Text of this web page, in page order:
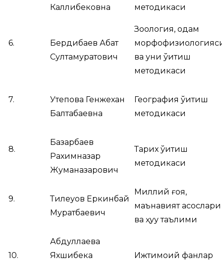
Каллибековна
методикаси
6.
Бердибаев Абат
Султамуратович
Зоология, одам
ва уни ўқитиш
методикаси
7.
Утепова Генжехан
Балтабаевна
География ўқитиш
методикаси
8.
Базарбаев
Рахимназар
Жуманазарович
Тарих ўқитиш
методикаси
9.
Тилеуов Еркинбай
Муратбаевич
Миллий ғоя,
маънавият асослари
ва ҳуқуқ таълими
10.
Абдуллаева
Яхшибека
Ижтимоий фанлар